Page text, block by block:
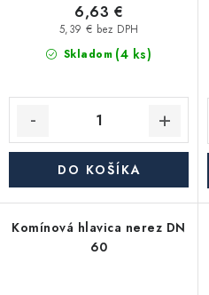
Skladom (4 ks)
5,39 € bez DPH
6,63 €
DO KOŠÍKA
Komínová hlavica nerez DN
60